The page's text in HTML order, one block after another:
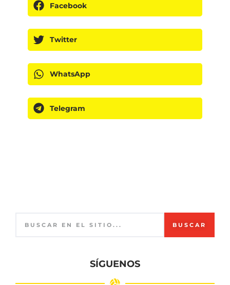
Facebook
Twitter
WhatsApp
Telegram
BUSCAR
SÍGUENOS